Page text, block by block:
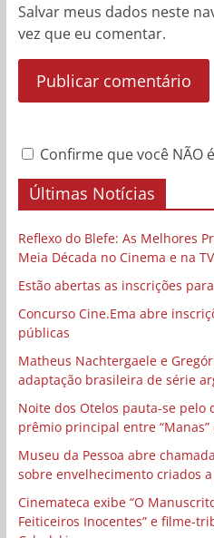
Salvar meus dados neste
vez que eu comentar.
Confirme que você NÃO
Últimas Notícias
Reflexo do Blefe: As Melhores
Meia Década no Cinema e na TV
Estão abertas as inscrições
Concurso Cine.Ema abre
públicas
Matheus Nachtergaele e
adaptação brasileira de série
Noite dos Otelos pauta-se
prêmio principal entre “Manas”
Museu da Pessoa abre
sobre envelhecimento criados
Cinemateca exibe “O
Feiticeiros Inocentes” e filme-